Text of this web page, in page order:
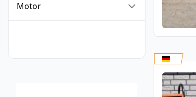
Motor